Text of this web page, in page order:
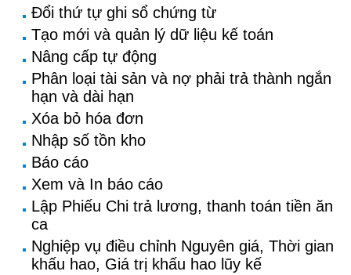
Đổi thứ tự ghi sổ chứng từ
Tạo mới và quản lý dữ liệu kế toán
Nâng cấp tự động
Phân loại tài sản và nợ phải trả thành ngắn
hạn và dài hạn
Xóa bỏ hóa đơn
Nhập số tồn kho
Báo cáo
Xem và In báo cáo
Lập Phiếu Chi trả lương, thanh toán tiền ăn
ca
Nghiệp vụ điều chỉnh Nguyên giá, Thời gian
khấu hao, Giá trị khấu hao lũy kế